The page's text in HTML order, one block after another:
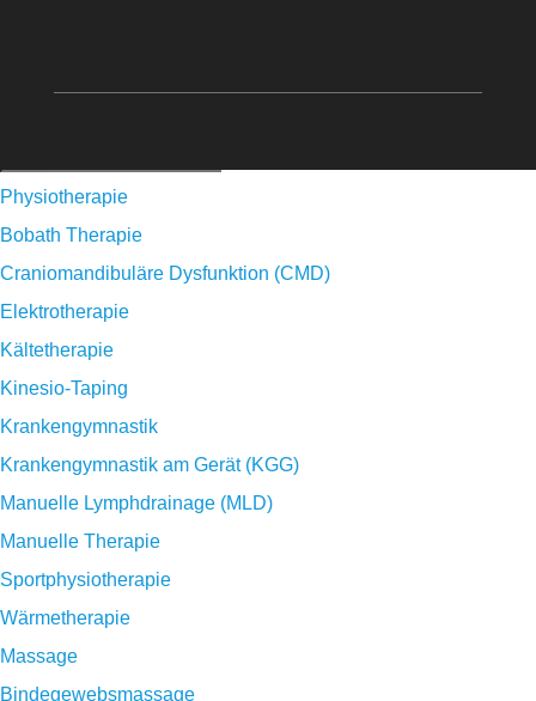
Physiotherapie
Bobath Therapie
Craniomandibuläre Dysfunktion (CMD)
Elektrotherapie
Kältetherapie
Kinesio-Taping
Krankengymnastik
Krankengymnastik am Gerät (KGG)
Manuelle Lymphdrainage (MLD)
Manuelle Therapie
Sportphysiotherapie
Wärmetherapie
Massage
Bindegewebsmassage